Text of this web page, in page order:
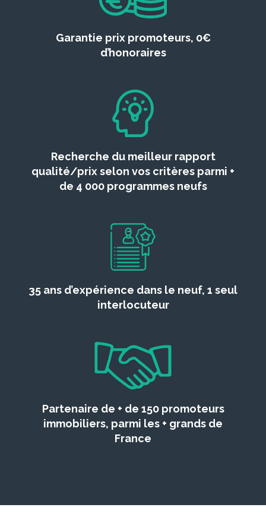
Garantie prix promoteurs, 0€
d’honoraires
Recherche du meilleur rapport
qualité/prix selon vos critères parmi +
de 4 000 programmes neufs
35 ans d’expérience dans le neuf, 1 seul
interlocuteur
Partenaire de + de 150 promoteurs
immobiliers, parmi les + grands de
France